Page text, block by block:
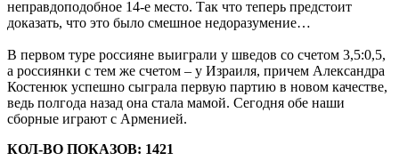
неправдоподобное 14-е место. Так что теперь предстоит
доказать, что это было смешное недоразумение…
В первом туре россияне выиграли у шведов со счетом 3,5:0,5,
а россиянки с тем же счетом – у Израиля, причем Александра
Костенюк успешно сыграла первую партию в новом качестве,
ведь полгода назад она стала мамой. Сегодня обе наши
сборные играют с Арменией.
КОЛ-ВО ПОКАЗОВ: 1421